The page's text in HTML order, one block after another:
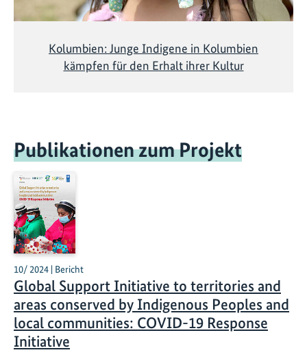
Kolumbien: Junge Indigene in Kolumbien
kämpfen für den Erhalt ihrer Kultur
Publikationen zum Projekt
10/ 2024 | Bericht
Global Support Initiative to territories and
areas conserved by Indigenous Peoples and
local communities: COVID-19 Response
Initiative